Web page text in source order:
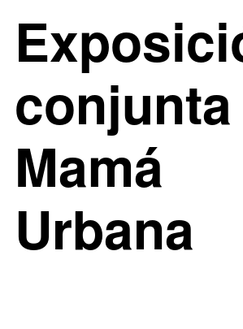
Mamá
Urbana